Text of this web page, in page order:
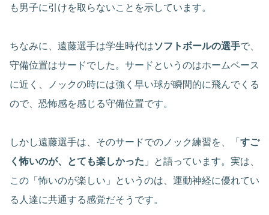
も男子に引けを取らないことを示しています。
ちなみに、遠藤選手は学生時代はソフトボールの選手で、
守備位置はサードでした。サードというのはホームベース
に近く、ノックの時には強く早い球が瞬間的に飛んでくる
ので、恐怖感を感じる守備位置です。
しかし遠藤選手は、そのサードでのノック練習を、「 すご
く怖いのが、とても楽しかった 」と語っています。実は、
この「怖いのが楽しい」というのは、運動神経に優れてい
る人達に共通する感覚だそうです。